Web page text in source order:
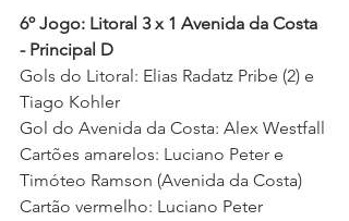
6º Jogo: Litoral 3 x 1 Avenida da Costa
- Principal D
Gols do Litoral: Elias Radatz Pribe (2) e
Tiago Kohler
Gol do Avenida da Costa: Alex Westfall
Cartões amarelos: Luciano Peter e
Timóteo Ramson (Avenida da Costa)
Cartão vermelho: Luciano Peter